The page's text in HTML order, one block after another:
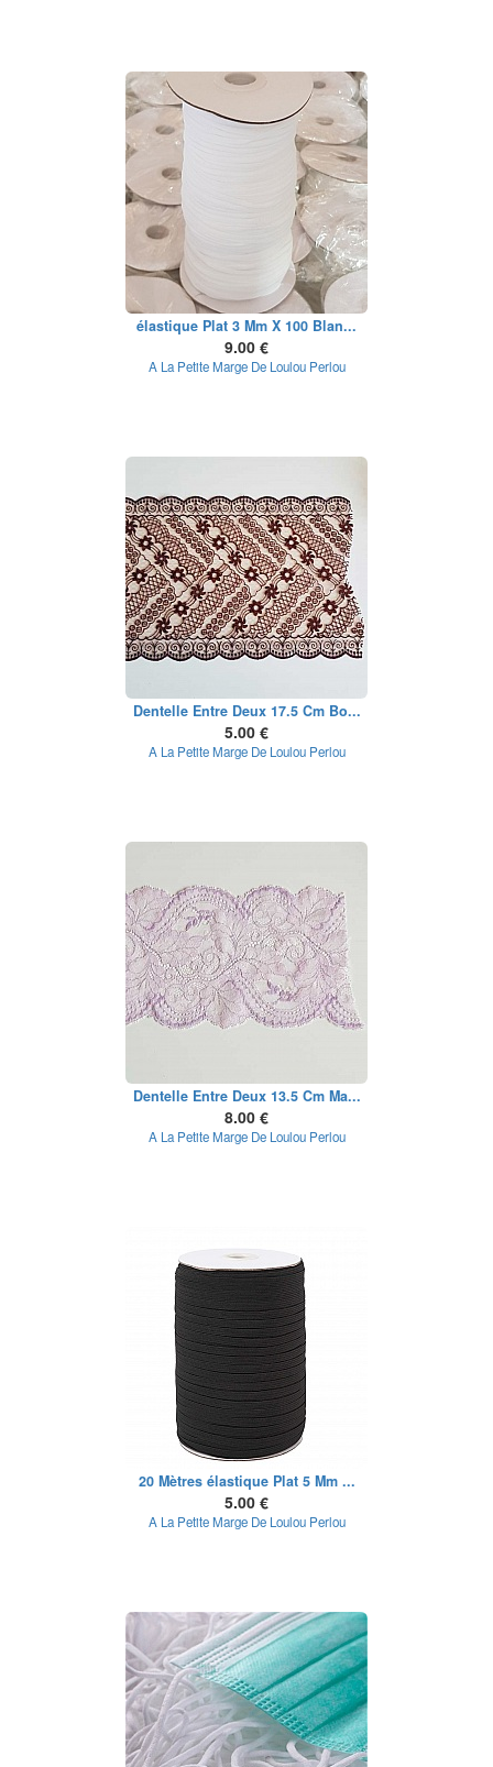
élastique Plat 3 Mm X 100 Blan...
9.00 €
A La Petite Marge De Loulou Perlou
Dentelle Entre Deux 17.5 Cm Bo...
5.00 €
A La Petite Marge De Loulou Perlou
Dentelle Entre Deux 13.5 Cm Ma...
8.00 €
A La Petite Marge De Loulou Perlou
20 Mètres élastique Plat 5 Mm ...
5.00 €
A La Petite Marge De Loulou Perlou